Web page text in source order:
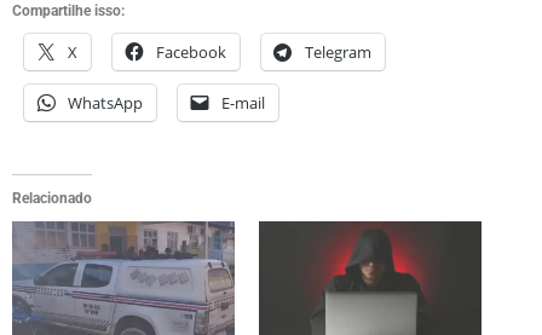
Compartilhe isso:
X Facebook Telegram
WhatsApp E-mail
Relacionado